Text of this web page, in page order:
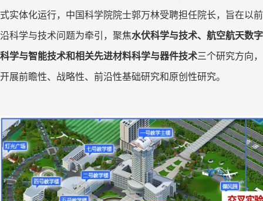
式实体化运行，中国科学院院士郭万林受聘担任院长，旨在以前
沿科学与技术问题为牵引，聚焦水伏科学与技术、航空航天数字
科学与智能技术和相关先进材料科学与器件技术三个研究方向，
开展前瞻性、战略性、 前沿性基础研究和原创性研究。